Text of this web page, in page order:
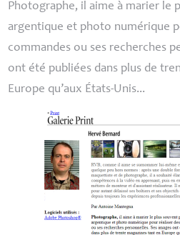
Photographe, il aime à marier le
argentique et photo numérique
commandes ou ses recherches
ont été publiées dans plus de
Europe qu’aux États-Unis...